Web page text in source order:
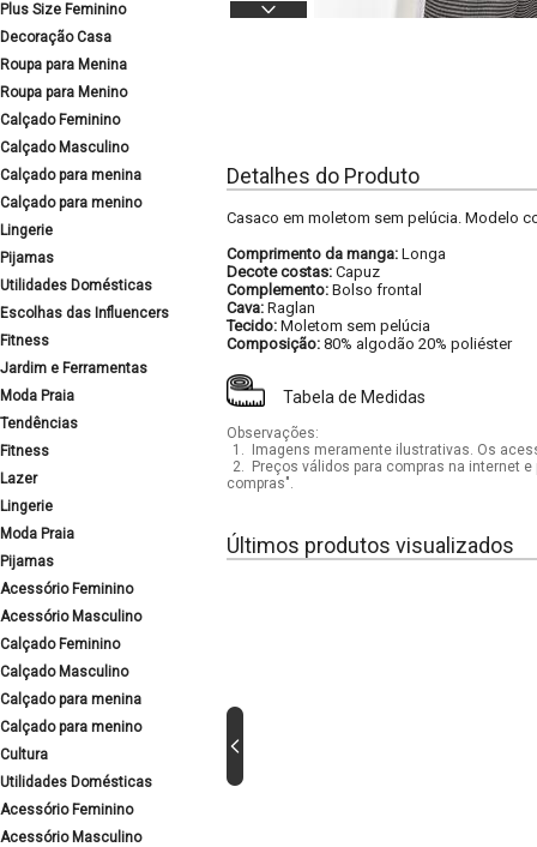
Plus Size Feminino
Decoração Casa
Roupa para Menina
Roupa para Menino
Calçado Feminino
Calçado Masculino
Calçado para menina
Calçado para menino
Lingerie
Pijamas
Utilidades Domésticas
Escolhas das Influencers
Fitness
Jardim e Ferramentas
Moda Praia
Tendências
Fitness
Lazer
Lingerie
Moda Praia
Pijamas
Acessório Feminino
Acessório Masculino
Calçado Feminino
Calçado Masculino
Calçado para menina
Calçado para menino
Cultura
Utilidades Domésticas
Acessório Feminino
Acessório Masculino
Detalhes do Produto
Casaco em moletom sem pelúcia. Modelo
Comprimento da manga: Longa
Decote costas: Capuz
Complemento: Bolso frontal
Cava: Raglan
Tecido: Moletom sem pelúcia
Composição: 80% algodão 20% poliéster
Tabela de Medidas
Observações:
1.
Imagens meramente ilustrativas. Os
2.
Preços válidos para compras na internet
compras".
Últimos produtos visualizados